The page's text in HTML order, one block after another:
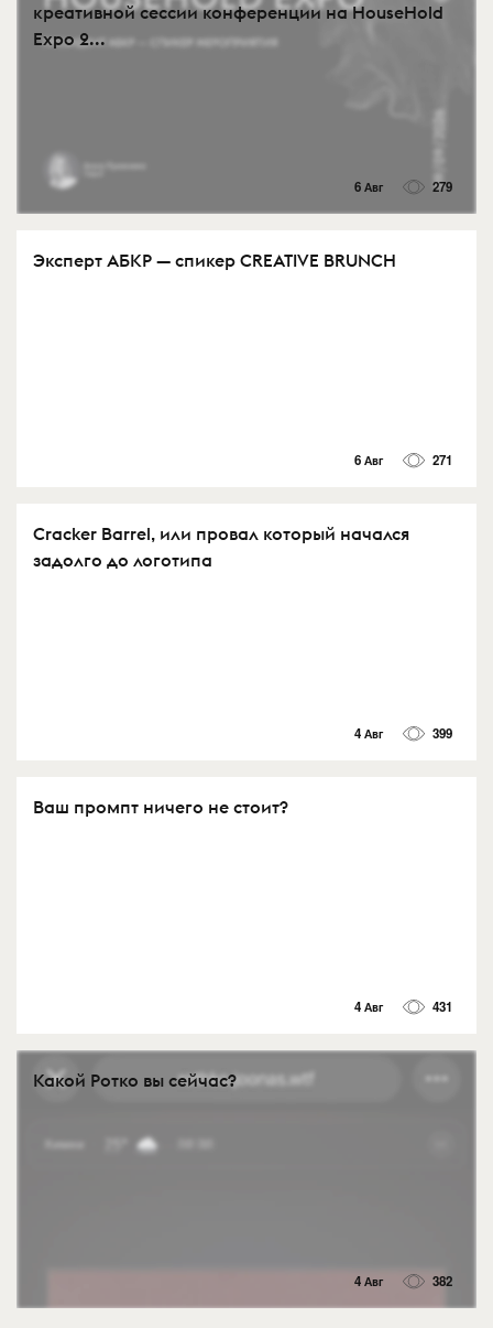
креативной сессии конференции на HouseHold
Expo 2...
6 Авг 279
Эксперт АБКР — спикер CREATIVE BRUNCH
6 Авг 271
Cracker Barrel, или провал который начался
задолго до логотипа
4 Авг 399
Ваш промпт ничего не стоит?
4 Авг 431
Какой Ротко вы сейчас?
4 Авг 382